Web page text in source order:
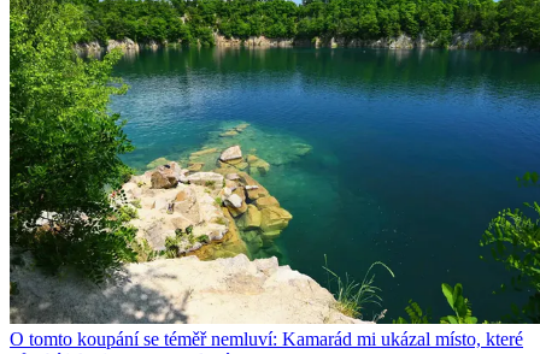
O tomto koupání se téměř nemluví: Kamarád mi ukázal místo, které